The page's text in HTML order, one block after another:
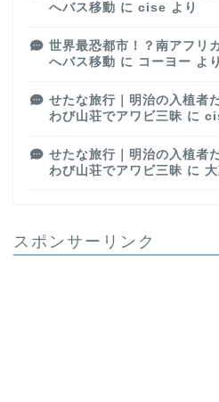
へバス移動 に cise より
世界最恐都市！？南アフリ
へバス移動 に コーヨー より
せたな旅行｜明治の入植者
わび山荘でアワビ三昧 に
せたな旅行｜明治の入植者
わび山荘でアワビ三昧 に
スポンサーリンク